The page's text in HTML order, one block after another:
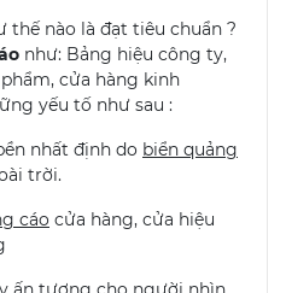
thế nào là đạt tiêu chuẩn ?
như: Bảng hiệu công ty,
cửa hàng kinh
yếu tố như sau :
nhất định do biển quảng
trời.
cáo cửa hàng, cửa hiệu